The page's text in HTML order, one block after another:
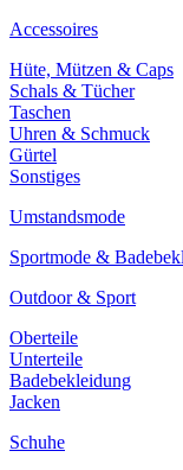
Accessoires
Hüte, Mützen & Caps
Schals & Tücher
Taschen
Uhren & Schmuck
Gürtel
Sonstiges
Umstandsmode
Sportmode &
Outdoor & Sport
Oberteile
Unterteile
Badebekleidung
Jacken
Schuhe